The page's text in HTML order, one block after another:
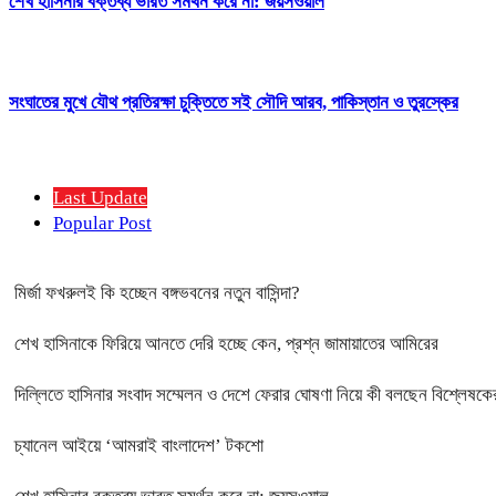
সংঘাতের মুখে যৌথ প্রতিরক্ষা চুক্তিতে সই সৌদি আরব, পাকিস্তান ও তুরস্কের
Last Update
Popular Post
মির্জা ফখরুলই কি হচ্ছেন বঙ্গভবনের নতুন বাসিন্দা?
শেখ হাসিনাকে ফিরিয়ে আনতে দেরি হচ্ছে কেন, প্রশ্ন জামায়াতের আমিরের
দিল্লিতে হাসিনার সংবাদ সম্মেলন ও দেশে ফেরার ঘোষণা নিয়ে কী বলছেন
চ্যানেল আইয়ে ‘আমরাই বাংলাদেশ’ টকশো